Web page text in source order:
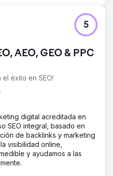
hacia acuerdos
sistema se diseñó para
predecible, en lugar de
terceros.
genera más de 60
al mes y recibe más de
Su perfil de Google
en el mapa de Lake
de Lake Geneva". El
firmados de compra
El ROI registrado
un crecimiento constante
por la búsqueda de Google
referencia de pago.
AEO, GEO & PPC
éxito en SEO!
5
digital acreditada en
SEO integral, basado en
de backlinks y marketing
visibilidad online,
y ayudamos a las